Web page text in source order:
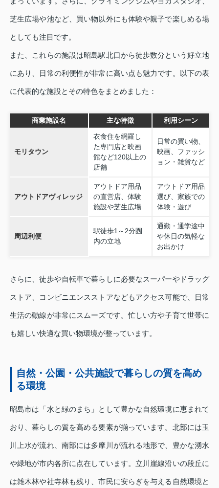
芝生広場や池など、買い物以外にも体験や親子で楽しめる場
としても注目です。
また、これらの施設は昭島駅北口から徒歩数分という好立地
にあり、日常の利便性が非常に高い点も魅力です。以下の表
に代表的な施設とその特色をまとめました：
商業施設名 主な特徴 利用シーン
モリタウン
衣食住を網羅し
た専門店と映画
館など120以上の
店舗
日常の買い物、
映画、ファッシ
ョン・雑貨など
アウトドアヴィレッジ
アウトドア用品
の直営店、体験
施設や芝生広場
アウトドア用品
選び、家族での
体験・遊び
周辺利便
駅徒歩1～2分圏
内の立地
通勤・通学途中
や休日の気軽な
お出かけ
さらに、徒歩や自転車で暮らしに必要なスーパーやドラッグ
ストア、コンビニエンスストアなどもアクセス可能で、日常
生活の動線が非常にスムーズです。忙しい方や子育て世帯に
も嬉しい快適な買い物環境が整っています。
自然・公園・公共施設で暮らしの質を高め
る環境
昭島市は「水と緑のまち」として豊かな自然環境に恵まれて
おり、暮らしの質を高める要素が揃っています。北部には玉
川上水が流れ、南部には多摩川が流れる地形で、豊かな湧水
や緑地が市内各所に点在しています。立川崖線沿いの段丘に
は雑木林や社寺林も残り、市民に安らぎを与える自然環境と